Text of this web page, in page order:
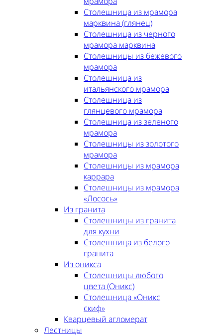
Столешница из мрамора
марквина (глянец)
Столешница из черного
мрамора марквина
Столешницы из бежевого
мрамора
Столешница из
итальянского мрамора
Столешница из
глянцевого мрамора
Столешница из зеленого
мрамора
Столешницы из золотого
мрамора
Столешницы из мрамора
каррара
Столешницы из мрамора
«Лосось»
Из гранита
Столешницы из гранита
для кухни
Столешница из белого
гранита
Из оникса
Столешницы любого
цвета (Оникс)
Столешница «Оникс
скиф»
Кварцевый агломерат
Лестницы